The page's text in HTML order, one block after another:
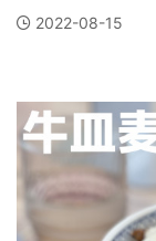
2022-08-15